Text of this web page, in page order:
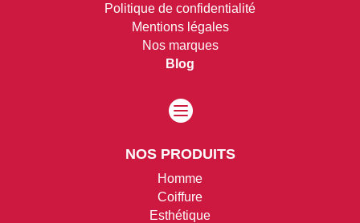
Politique de confidentialité
Mentions légales
Nos marques
Blog

NOS PRODUITS
Homme
Coiffure
Esthétique